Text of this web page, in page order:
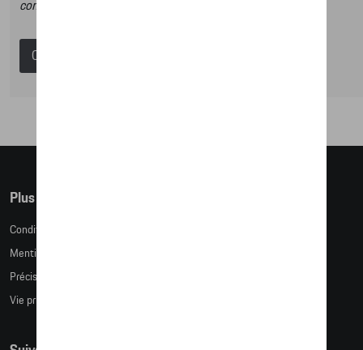
commander des articles en ligne.
Catalogue Porsche
Plus d'informations
Conditions de vente
Mentions légales
Précision des tailles
Vie privée